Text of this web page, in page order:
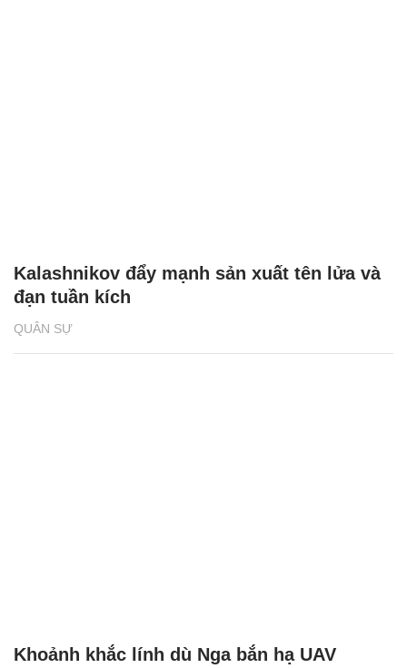
QUÂN SỰ
Kalashnikov đẩy mạnh sản xuất tên lửa và
đạn tuần kích
Khoảnh khắc lính dù Nga bắn hạ UAV